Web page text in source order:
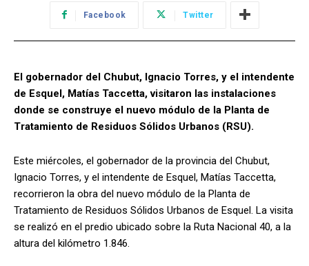
Facebook Twitter
El gobernador del Chubut, Ignacio Torres, y el intendente
de Esquel, Matías Taccetta, visitaron las instalaciones
donde se construye el nuevo módulo de la Planta de
Tratamiento de Residuos Sólidos Urbanos (RSU).
Este miércoles, el gobernador de la provincia del Chubut,
Ignacio Torres, y el intendente de Esquel, Matías Taccetta,
recorrieron la obra del nuevo módulo de la Planta de
Tratamiento de Residuos Sólidos Urbanos de Esquel. La visita
se realizó en el predio ubicado sobre la Ruta Nacional 40, a la
altura del kilómetro 1.846.